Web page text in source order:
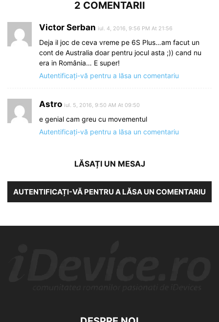
2 COMENTARII
Victor Serban iul. 4, 2016, 9:56 PM At 21:56
Deja il joc de ceva vreme pe 6S Plus…am facut un
cont de Australia doar pentru jocul asta ;)) cand nu
era in România… E super!
Autentificați-vă pentru a lăsa un comentariu
Astro iul. 5, 2016, 9:50 AM At 09:50
e genial cam greu cu movementul
Autentificați-vă pentru a lăsa un comentariu
LĂSAȚI UN MESAJ
AUTENTIFICAȚI-VĂ PENTRU A LĂSA UN COMENTARIU